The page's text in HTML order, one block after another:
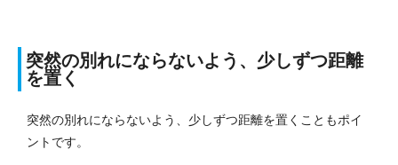
突然の別れにならないよう、少しずつ距離
を置く
突然の別れにならないよう、少しずつ距離を置くこともポイ
ントです。